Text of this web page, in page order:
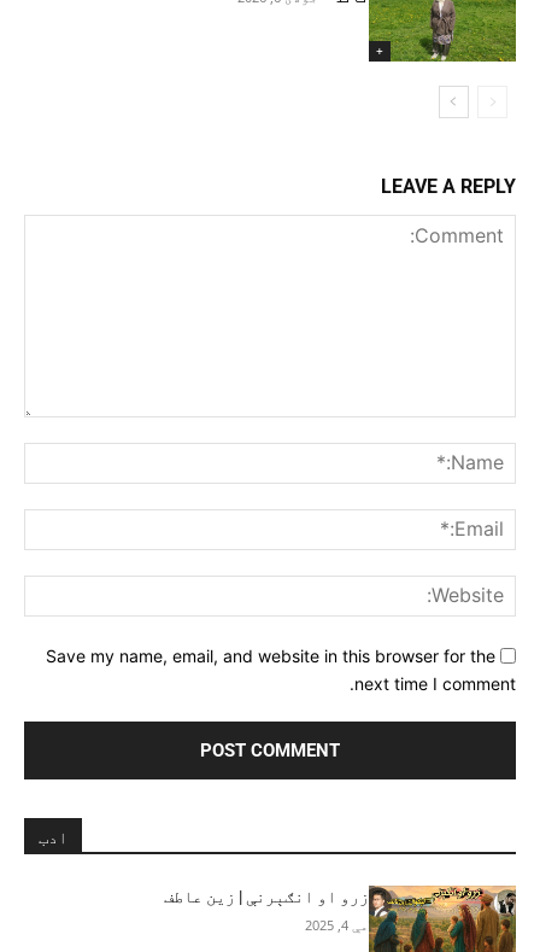
+
LEAVE A REPLY
Save my name, email, and website in this browser for the
next time I comment.
ادب
زرو او انګېرنې | زین عاطف
مې 4, 2025